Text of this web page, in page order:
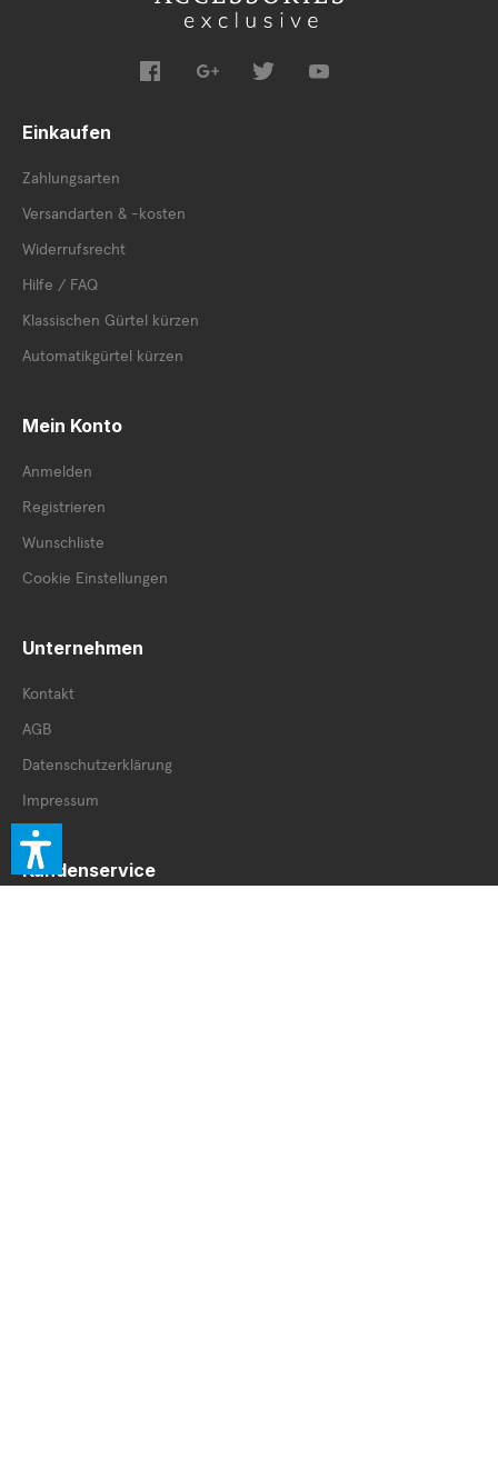
Einkaufen
Zahlungsarten
Versandarten & -kosten
Widerrufsrecht
Hilfe / FAQ
Klassischen Gürtel kürzen
Automatikgürtel kürzen
Mein Konto
Anmelden
Registrieren
Wunschliste
Cookie Einstellungen
Unternehmen
Kontakt
AGB
Datenschutzerklärung
Impressum
Kundenservice